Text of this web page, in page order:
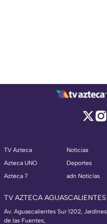
TV Azteca
Azteca UNO
Azteca 7
Noticias
Deportes
adn Noticias
TV AZTECA AGUASCALIENTES
Av. Aguascalientes Sur 1202, Jardines
de las Fuentes,